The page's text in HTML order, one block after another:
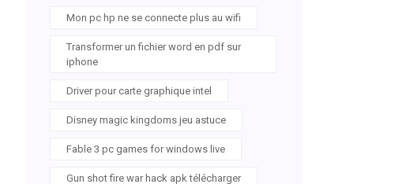
Mon pc hp ne se connecte plus au wifi
Transformer un fichier word en pdf sur
iphone
Driver pour carte graphique intel
Disney magic kingdoms jeu astuce
Fable 3 pc games for windows live
Gun shot fire war hack apk télécharger